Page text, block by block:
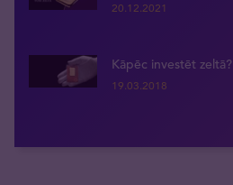
20.12.2021
Kāpēc investēt zeltā?
19.03.2018